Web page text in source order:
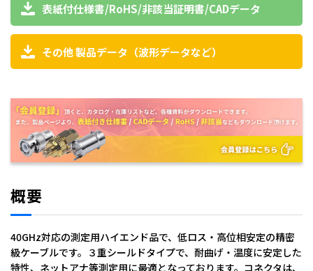
表紙付仕様書/RoHS/非該当証明書/CADデータ
その他 製品データ（波形データなど）
概要
40GHz対応の測定用ハイエンド品で、低ロス・高位相安定の精密
級ケーブルです。３重シールドタイプで、耐曲げ・温度に安定した
特性、ネットアナ等測定用に最適となっております。コネクタは、